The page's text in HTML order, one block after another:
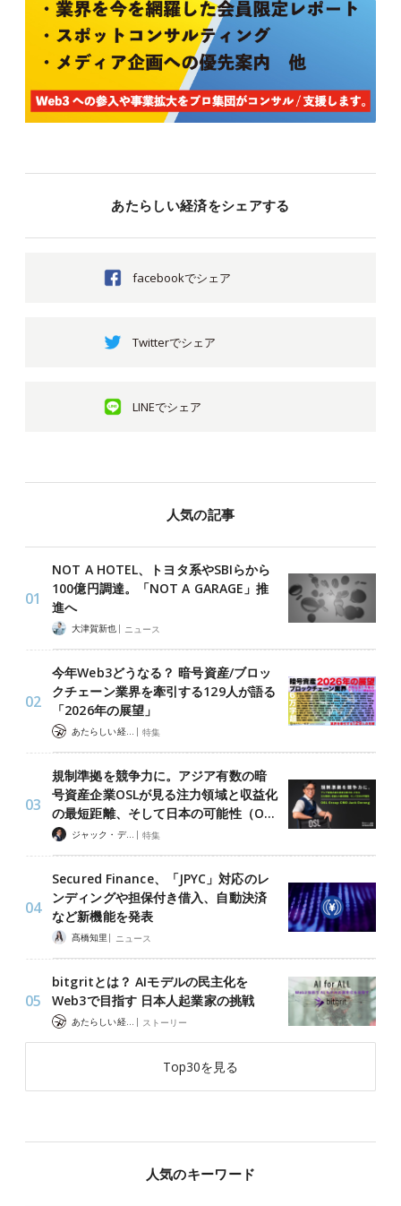
あたらしい経済をシェアする
facebookでシェア
Twitterでシェア
LINEでシェア
人気の記事
NOT A HOTEL、トヨタ系やSBIらから
100億円調達。「NOT A GARAGE」推
進へ
大津賀新也 | ニュース
今年Web3どうなる？ 暗号資産/ブロッ
クチェーン業界を牽引する129人が語る
「2026年の展望」
あたらしい経済 編集部 | 特集
規制準拠を競争力に。アジア有数の暗
号資産企業OSLが見る注力領域と収益化
の最短距離、そして日本の可能性（O…
ジャック・デロン（Jack Derong） | 特集
Secured Finance、「JPYC」対応のレ
ンディングや担保付き借入、自動決済
など新機能を発表
髙橋知里 | ニュース
bitgritとは？ AIモデルの民主化を
Web3で目指す 日本人起業家の挑戦
あたらしい経済 編集部 | ストーリー
Top30を見る
人気のキーワード